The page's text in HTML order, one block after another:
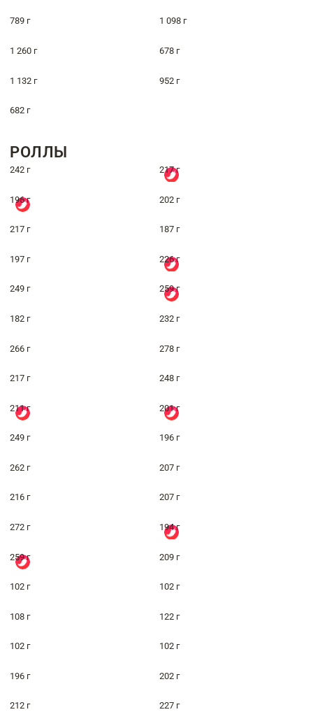
789 г 1 098 г
1 260 г 678 г
1 132 г 952 г
682 г
РОЛЛЫ
242 г 217 г
196 г 202 г
217 г 187 г
197 г 226 г
249 г 259 г
182 г 232 г
266 г 278 г
217 г 248 г
211 г 201 г
249 г 196 г
262 г 207 г
216 г 207 г
272 г 194 г
259 г 209 г
102 г 102 г
108 г 122 г
102 г 102 г
196 г 202 г
212 г 227 г